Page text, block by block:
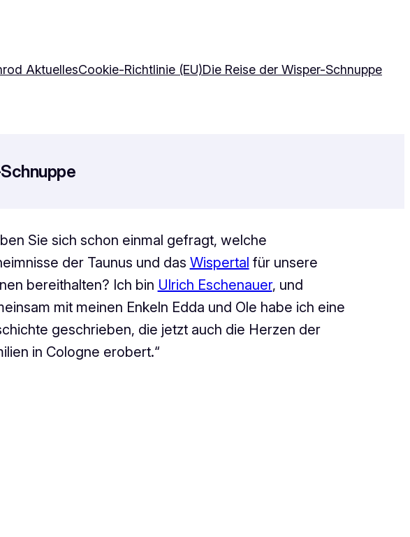
AktuellesCookie-Richtlinie (EU)Die Reise der Wisper-Schnuppe
Sie sich schon einmal gefragt, welche
der Taunus und das Wispertal für unsere
bereithalten? Ich bin Ulrich Eschenauer, und
mit meinen Enkeln Edda und Ole habe ich eine
geschrieben, die jetzt auch die Herzen der
in Cologne erobert.“